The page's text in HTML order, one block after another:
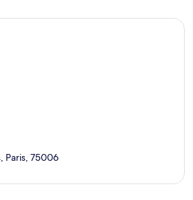
Paris, 75006